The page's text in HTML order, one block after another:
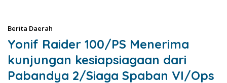
Berita Daerah
Yonif Raider 100/PS Menerima
kunjungan kesiapsiagaan dari
Pabandya 2/Siaga Spaban VI/Ops